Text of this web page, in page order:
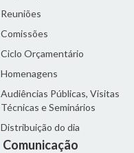
Reuniões
Comissões
Ciclo Orçamentário
Homenagens
Audiências Públicas, Visitas
Técnicas e Seminários
Distribuição do dia
Comunicação